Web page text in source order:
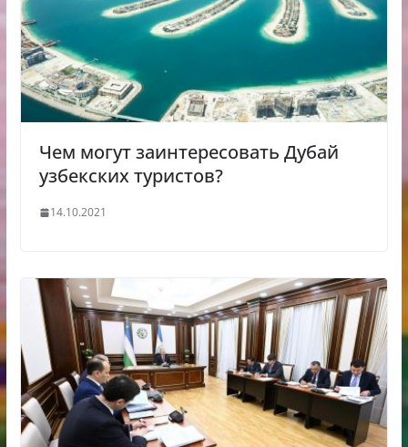
Чем могут заинтересовать Дубай
узбекских туристов?
14.10.2021